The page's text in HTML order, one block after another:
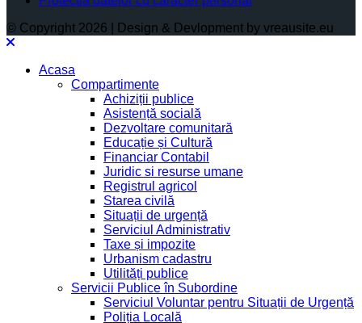
© Copyright 2026 | Design & Devlopment by vreausite.eu
Acasa
Compartimente
Achiziții publice
Asistență socială
Dezvoltare comunitară
Educație și Cultură
Financiar Contabil
Juridic si resurse umane
Registrul agricol
Starea civilă
Situații de urgență
Serviciul Administrativ
Taxe și impozite
Urbanism cadastru
Utilități publice
Servicii Publice în Subordine
Serviciul Voluntar pentru Situații de Urgență
Poliția Locală